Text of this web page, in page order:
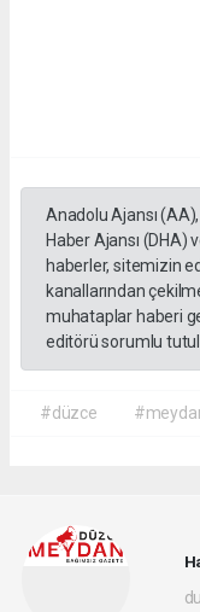
Anadolu Ajansı
Haber Ajansı
haberler, sitemizin
kanallarından
muhataplar haberi
editörü sorumlu
#düzce